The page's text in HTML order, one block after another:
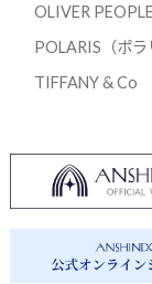
OLIVER
POLARIS（ポラ
TIFFANY & Co